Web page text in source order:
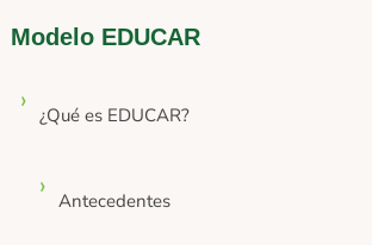
Modelo EDUCAR
¿Qué es EDUCAR?
Antecedentes